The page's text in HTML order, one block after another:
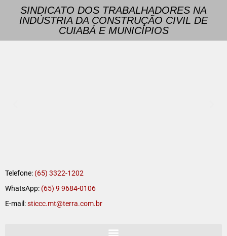
SINDICATO DOS TRABALHADORES NA
INDÚSTRIA DA CONSTRUÇÃO CIVIL DE
CUIABÁ E MUNICÍPIOS
Telefone: (65) 3322-1202
WhatsApp: (65) 9 9684-0106
E-mail:sticcc.mt@terra.com.br